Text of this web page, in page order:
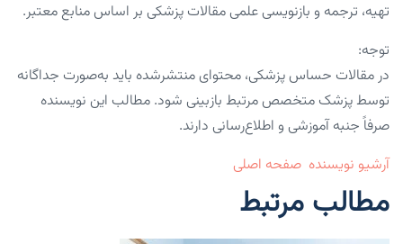
تهیه، ترجمه و بازنویسی علمی مقالات پزشکی بر اساس منابع معتبر.
توجه:
در مقالات حساس پزشکی، محتوای منتشرشده باید به‌صورت جداگانه
توسط پزشک متخصص مرتبط بازبینی شود. مطالب این نویسنده
صرفاً جنبه آموزشی و اطلاع‌رسانی دارند.
آرشیو نویسنده صفحه اصلی
مطالب مرتبط